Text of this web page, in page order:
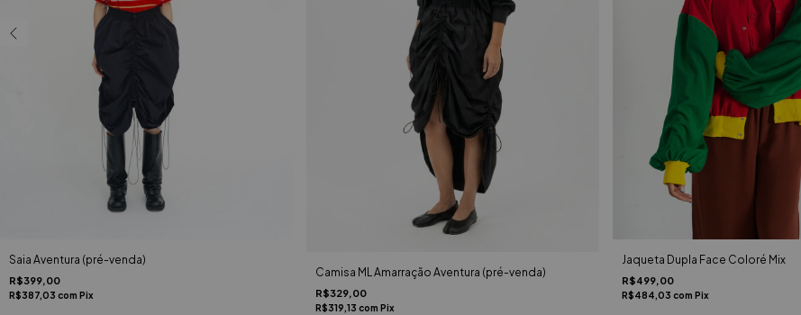
Saia Aventura (pré-venda)
R$399,00
R$387,03 com Pix
Camisa ML Amarração Aventura (pré-venda)
R$329,00
R$319,13 com Pix
Jaqueta Dupla Face Coloré Mix
R$499,00
R$484,03 com Pix